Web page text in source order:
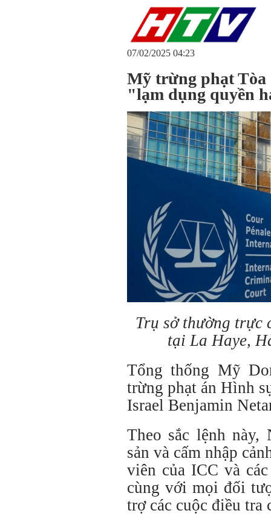
07/02/2025 04:23
Mỹ trừng phạt Tòa
"lạm dụng quyền
Trụ sở thường trực
tại La Haye,
Tổng thống Mỹ
trừng phạt án Hình
Israel Benjamin
Theo sắc lệnh này,
sản và cấm nhập
viên của ICC và
cùng với mọi đối
trợ các cuộc điều tra